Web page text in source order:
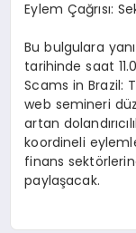
Eylem Çağrısı:
Bu bulgulara
tarihinde saat
Scams in Brazil:
web semineri
artan
koordineli
finans sektö
paylaşacak.